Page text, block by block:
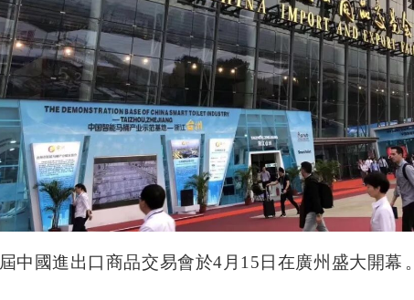
屆中國進出口商品交易會於4 月 15日在廣州盛大開幕。